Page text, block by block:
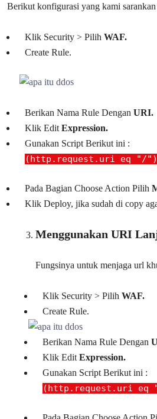
Berikut konfigurasi yang kami
Klik Security > Pilih WAF.
Create Rule.
Berikan Nama Rule Dengan URI.
Klik Edit Expression.
Gunakan Script Berikut ini :
(http.request.uri eq "/")
Pada Bagian Choose Action Pilih
Klik Deploy, jika sudah di copy
Menggunakan URI
Fungsinya untuk menjaga url
Klik Security > Pilih WAF.
Create Rule.
Berikan Nama Rule Dengan
Klik Edit Expression.
Gunakan Script Berikut ini :
(http.request.uri eq